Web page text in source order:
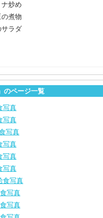
炒め
煮物
サラダ
のページ一覧
写真
写真
写真
写真
写真
写真
食写真
写真
写真